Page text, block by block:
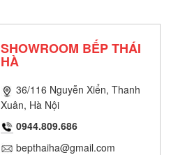
SHOWROOM BẾP THÁI
HÀ
36/116 Nguyễn Xiển, Thanh
Xuân, Hà Nội
0944.809.686
bepthaiha@gmail.com